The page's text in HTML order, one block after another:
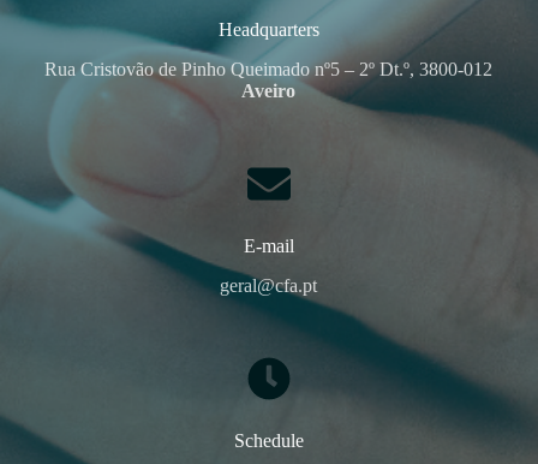
Headquarters
Rua Cristovão de Pinho Queimado nº5 – 2º Dt.º, 3800-012
Aveiro
E-mail
geral@cfa.pt
Schedule